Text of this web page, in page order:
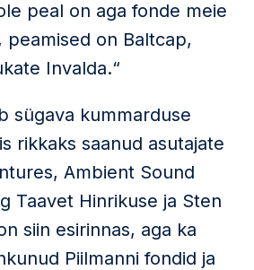
peal on aga fonde meie
peamised on Baltcap,
Invalda.“
sügava kummarduse
rikkaks saanud asutajate
Ambient Sound
Taavet Hinrikuse ja Sten
siin esirinnas, aga ka
Piilmanni fondid ja